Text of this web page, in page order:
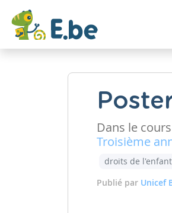
Dans le
Troisième
droits de l'enfant
Publié par Unicef